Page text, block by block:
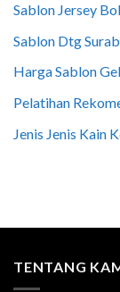
Sablon Jersey
Sablon Dtg
Harga Sablon
Pelatihan
Jenis Jenis Kain
TENTANG